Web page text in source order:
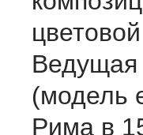
Ведущая
(модель
Рима в